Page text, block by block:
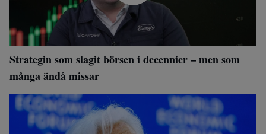
Strategin som slagit börsen i decennier – men som
många ändå missar